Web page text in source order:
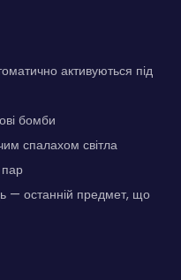
активуються під
бомби
спалахом світла
— останній предмет, що